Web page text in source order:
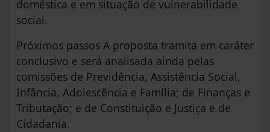
doméstica e em situação de vulnerabilidade
social.
Próximos passos A proposta tramita em caráter
conclusivo e será analisada ainda pelas
comissões de Previdência, Assistência Social,
Infância, Adolescência e Família; de Finanças e
Tributação; e de Constituição e Justiça e de
Cidadania.